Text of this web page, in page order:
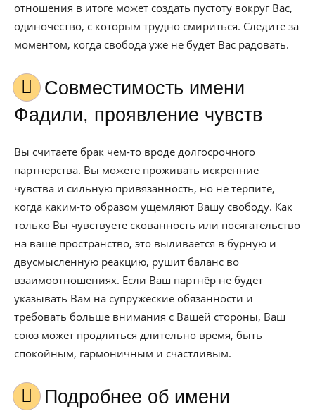
отношения в итоге может создать пустоту вокруг Вас,
одиночество, с которым трудно смириться. Следите за
моментом, когда свобода уже не будет Вас радовать.
Совместимость имени
Фадили, проявление чувств
Вы считаете брак чем-то вроде долгосрочного
партнерства. Вы можете проживать искренние
чувства и сильную привязанность, но не терпите,
когда каким-то образом ущемляют Вашу свободу. Как
только Вы чувствуете скованность или посягательство
на ваше пространство, это выливается в бурную и
двусмысленную реакцию, рушит баланс во
взаимоотношениях. Если Ваш партнёр не будет
указывать Вам на супружеские обязанности и
требовать больше внимания с Вашей стороны, Ваш
союз может продлиться длительно время, быть
спокойным, гармоничным и счастливым.
Подробнее об имени